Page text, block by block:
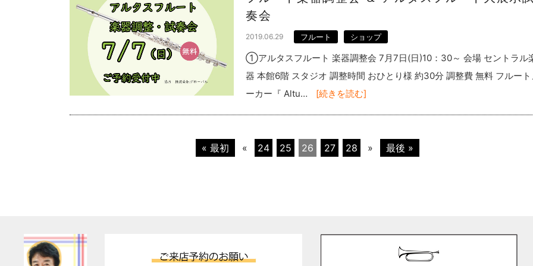
奏会
2019.06.29 フルート ショップ
①アルタスフルート 楽器調整会 7月7日(日)10：30～ 会場 セントラル
器 本館6階 スタジオ 調整時間 おひとり様 約30分 調整費 無料 フルー
ーカー『 Altu…
[続きを読む]
« 最初 « 24 25 26 27 28 » 最後 »